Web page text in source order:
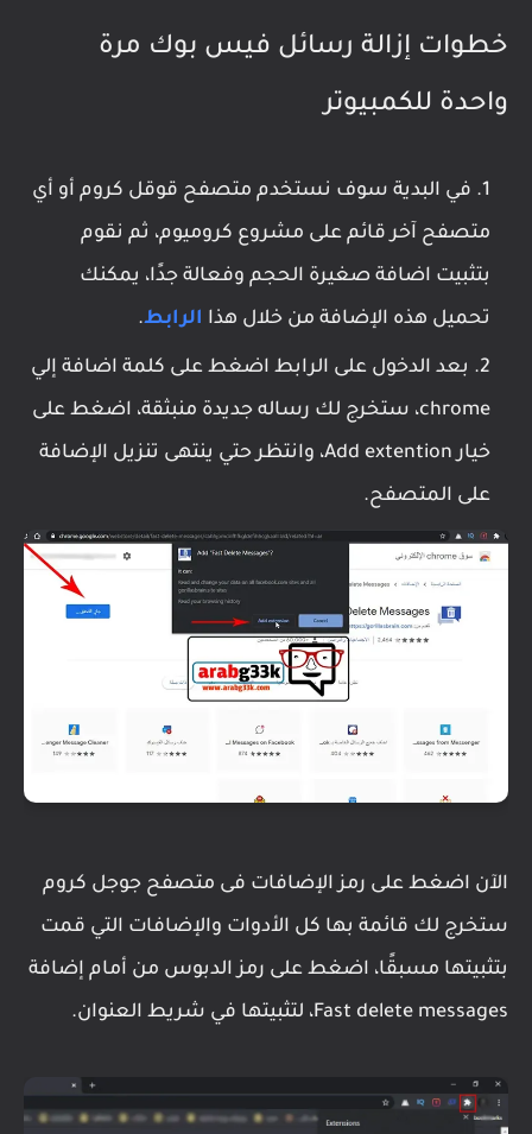
خطوات إزالة رسائل فيس بوك مرة
واحدة للكمبيوتر
في البدية سوف نستخدم متصفح قوقل كروم أو أي
متصفح آخر قائم على مشروع كروميوم، ثم نقوم
بتثبيت اضافة صغيرة الحجم وفعالة جدًا، يمكنك
تحميل هذه الإضافة من خلال هذا الرابط.
بعد الدخول على الرابط اضغط على كلمة اضافة إلي
chrome، ستخرج لك رساله جديدة منبثقة، اضغط على
خيار Add extention، وانتظر حتي ينتهى تنزيل الإضافة
على المتصفح.
الآن اضغط على رمز الإضافات فى متصفح جوجل كروم
ستخرج لك قائمة بها كل الأدوات والإضافات التي قمت
بتثبيتها مسبقًا، اضغط على رمز الدبوس من أمام إضافة
Fast delete messages، لتثبيتها في شريط العنوان.